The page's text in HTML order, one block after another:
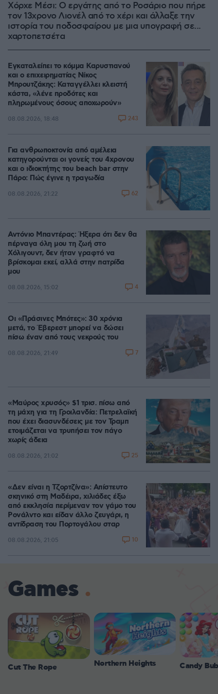
Χόρχε Μέσι: Ο εργάτης από το Ροσάριο που πήρε
τον 13χρονο Λιονέλ από το χέρι και άλλαξε την
ιστορία του ποδοσφαίρου με μια υπογραφή σε...
χαρτοπετσέτα
Εγκαταλείπει το κόμμα Καρυστιανού
και ο επιχειρηματίας Νίκος
Μπρουτζάκης: Καταγγέλλει κλειστή
κάστα, «λένε προδότες και
πληρωμένους όσους αποχωρούν»
08.08.2026, 18:48 243
Για ανθρωποκτονία από αμέλεια
κατηγορούνται οι γονείς του 4χρονου
και ο ιδιοκτήτης του beach bar στην
Πάρο: Πώς έγινε η τραγωδία
08.08.2026, 21:22 62
Αντόνιο Μπαντέρας: Ήξερα ότι δεν θα
πέρναγα όλη μου τη ζωή στο
Χόλιγουντ, δεν ήταν γραφτό να
βρίσκομαι εκεί, αλλά στην πατρίδα
μου
08.08.2026, 15:02 4
Οι «Πράσινες Μπότες»: 30 χρόνια
μετά, το Έβερεστ μπορεί να δώσει
πίσω έναν από τους νεκρούς του
08.08.2026, 21:49 7
«Μαύρος χρυσός» $1 τρισ. πίσω από
τη μάχη για τη Γροιλανδία: Πετρελαϊκή
που έχει διασυνδέσεις με τον Τραμπ
ετοιμάζεται να τρυπήσει τον πάγο
χωρίς άδεια
08.08.2026, 21:02 25
«Δεν είναι η Τζορτζίνα»: Απίστευτο
σκηνικό στη Μαδέιρα, χιλιάδες έξω
από εκκλησία περίμεναν τον γάμο του
Ρονάλντο και είδαν άλλο ζευγάρι, η
αντίδραση του Πορτογάλου σταρ
08.08.2026, 21:05 10
Games
Cut The Rope Northern Heights Candy